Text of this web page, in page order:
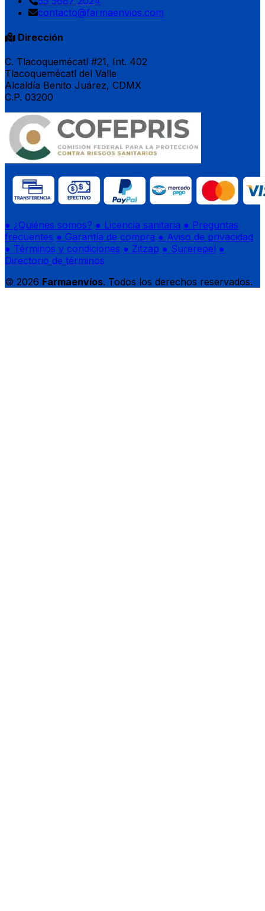
contacto@farmaenvios.com
Dirección
C. Tlacoquemécatl #21, Int. 402
Tlacoquemécatl del Valle
Alcaldía Benito Juárez, CDMX
C.P. 03200
● ¿Quiénes somos? ● Licencia sanitaria ● Preguntas
frecuentes ● Garantía de compra ● Aviso de privacidad
● Términos y condiciones ● Zitzap ● Surerepel ●
Directorio de términos
© 2026 Farmaenvíos. Todos los derechos reservados.